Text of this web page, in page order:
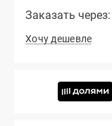
Заказать через:
Хочу дешевле